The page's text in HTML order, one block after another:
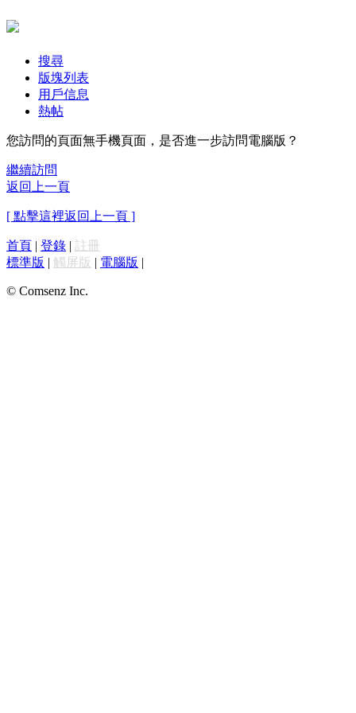
搜尋
版塊列表
用戶信息
熱帖
您訪問的頁面無手機頁面，是否進一步訪問電腦版？
繼續訪問
返回上一頁
[ 點擊這裡返回上一頁 ]
首頁 | 登錄 | 註冊
標準版 | 觸屏版 | 電腦版 |
© Comsenz Inc.